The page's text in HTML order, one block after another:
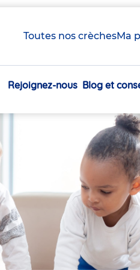
Toutes nos crèchesMa
Navigation
Rejoignez-nous Blog et